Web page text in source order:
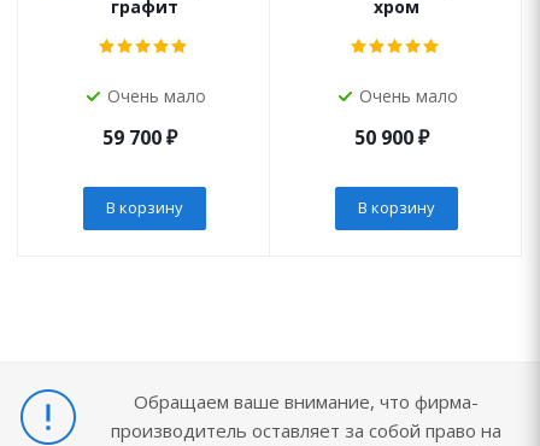
графит
Очень мало
59 700₽
В корзину
хром
Очень мало
50 900₽
В корзину
Обращаем ваше внимание, что фирма-
производитель оставляет за собой право на